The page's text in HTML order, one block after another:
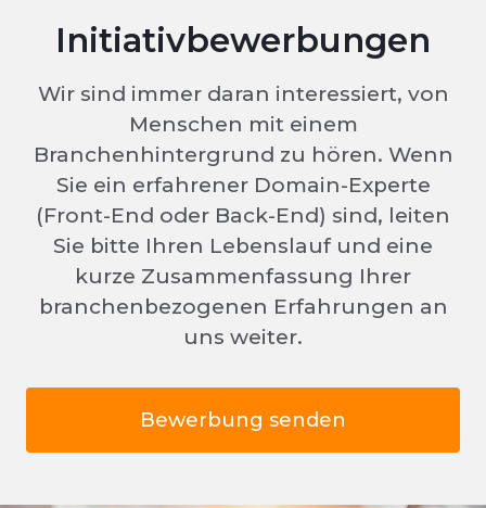
Initiativbewerbungen
Wir sind immer daran interessiert, von
Menschen mit einem
Branchenhintergrund zu hören. Wenn
Sie ein erfahrener Domain-Experte
(Front-End oder Back-End) sind, leiten
Sie bitte Ihren Lebenslauf und eine
kurze Zusammenfassung Ihrer
branchenbezogenen Erfahrungen an
uns weiter.
Bewerbung senden